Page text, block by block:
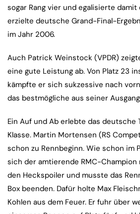
sogar Rang vier und egalisierte damit
erzielte deutsche Grand-Final-
im Jahr 2006.
Auch Patrick Weinstock (VPDR)
eine gute Leistung ab. Von Platz 23
kämpfte er sich sukzessive nach
das bestmögliche aus seiner
Ein Auf und Ab erlebte das deutsche
Klasse. Martin Mortensen (RS
schon zu Rennbeginn. Wie schon im
sich der amtierende RMC-Champion
den Heckspoiler und musste das
Box beenden. Dafür holte Max
Kohlen aus dem Feuer. Er fuhr über